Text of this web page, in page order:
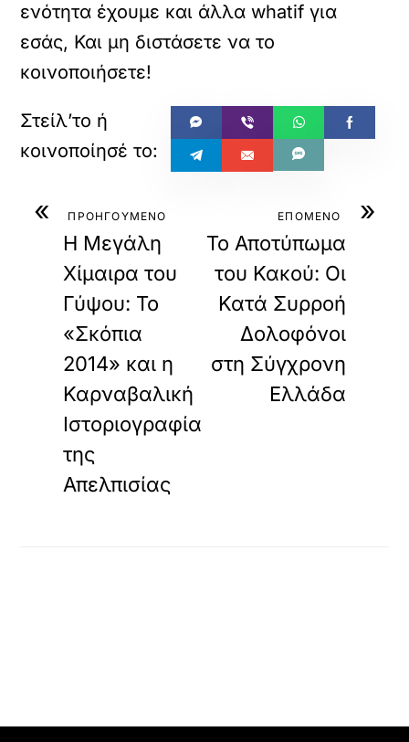
ενότητα έχουμε και άλλα whatif για
εσάς, Και μη διστάσετε να το
κοινοποιήσετε!
« ΠΡΟΗΓΟΥΜΕΝΟ
Η Μεγάλη
Χίμαιρα του
Γύψου: Το
«Σκόπια
2014» και η
Καρναβαλική
Ιστοριογραφία
της
Απελπισίας
»
ΕΠΟΜΕΝΟ
Το Αποτύπωμα
του Κακού: Οι
Κατά Συρροή
Δολοφόνοι
στη Σύγχρονη
Ελλάδα